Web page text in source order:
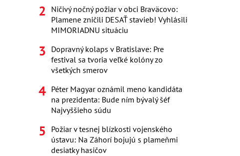
Ničivý nočný požiar v obci Braväcovo:
Plamene zničili DESAŤ stavieb! Vyhlásili
MIMORIADNU situáciu
Dopravný kolaps v Bratislave: Pre
festival sa tvoria veľké kolóny zo
všetkých smerov
Péter Magyar oznámil meno kandidáta
na prezidenta: Bude ním bývalý šéf
Najvyššieho súdu
Požiar v tesnej blízkosti vojenského
ústavu: Na Záhorí bojujú s plameňmi
desiatky hasičov